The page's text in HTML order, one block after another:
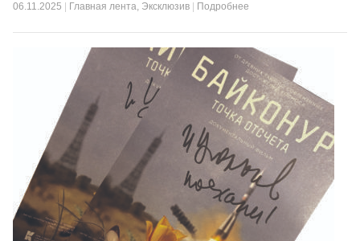
06.11.2025 Главная лента, Эксклюзив Подробнее